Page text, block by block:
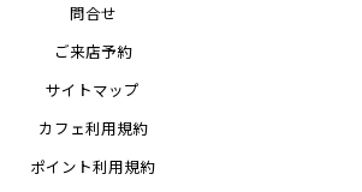
問合せ
ご来店予約
サイトマップ
カフェ利用規約
ポイント利用規約